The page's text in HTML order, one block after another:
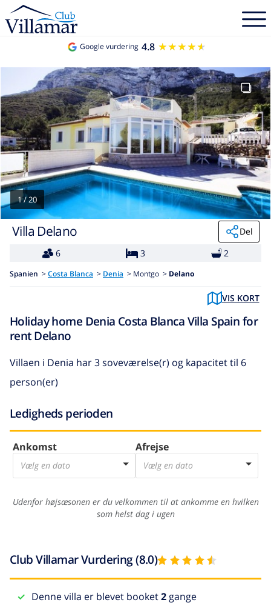
Google vurdering 4.8 ★★★★★
★★★★★
1/20
Villa Delano
Del
6
3 2
Spanien > Costa Blanca > Denia > Montgo > Delano
VIS KORT
Holiday home Denia Costa Blanca Villa Spain for
rent Delano
Villaen i Denia har 3 soveværelse(r) og kapacitet til 6
person(er)
Ledigheds perioden
Ankomst
Vælg en dato
Afrejse
Vælg en dato
Udenfor højsæsonen er du velkommen til at ankomme en hvilken
som helst dag i ugen
Club Villamar Vurdering (8.0)
Denne villa er blevet booket2gange